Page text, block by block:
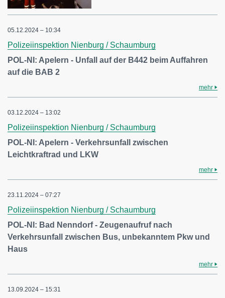
05.12.2024 – 10:34
Polizeiinspektion Nienburg / Schaumburg
POL-NI: Apelern - Unfall auf der B442 beim Auffahren
auf die BAB 2
mehr
03.12.2024 – 13:02
Polizeiinspektion Nienburg / Schaumburg
POL-NI: Apelern - Verkehrsunfall zwischen
Leichtkraftrad und LKW
mehr
23.11.2024 – 07:27
Polizeiinspektion Nienburg / Schaumburg
POL-NI: Bad Nenndorf - Zeugenaufruf nach
Verkehrsunfall zwischen Bus, unbekanntem Pkw und
Haus
mehr
13.09.2024 – 15:31